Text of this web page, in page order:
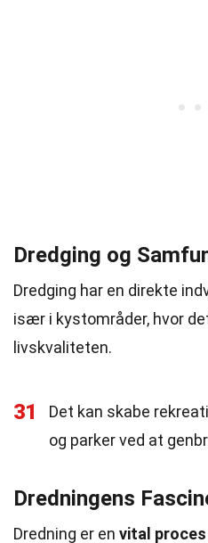
Dredging og
Dredging har en direkte
især i kystområder, hvor
livskvaliteten.
31
Det kan skabe
og parker ved at
Dredningens
Dredning er en vital proces